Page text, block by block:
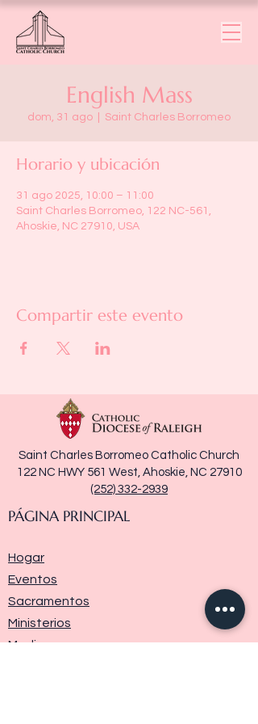
English Mass
dom, 31 ago Saint Charles Borromeo
Horario y ubicación
31 ago 2025, 10:00 – 11:00
Saint Charles Borromeo, 122 NC-561,
Ahoskie, NC 27910, USA
Compartir este evento
Saint Charles Borromeo Catholic Church
122 NC HWY 561 West, Ahoskie, NC 27910
(252) 332-2939
PÁGINA PRINCIPAL
Hogar
Eventos
Sacramentos
Ministerios
Media